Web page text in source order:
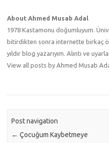
About Ahmed Musab Adal
1978 Kastamonu doğumluyum.
bitirdikten sonra internette birkaç
yıldır blog yazarıyım. Alıntı ve
View all posts by Ahmed Musab
Post navigation
← Çocuğum Kaybetmeye